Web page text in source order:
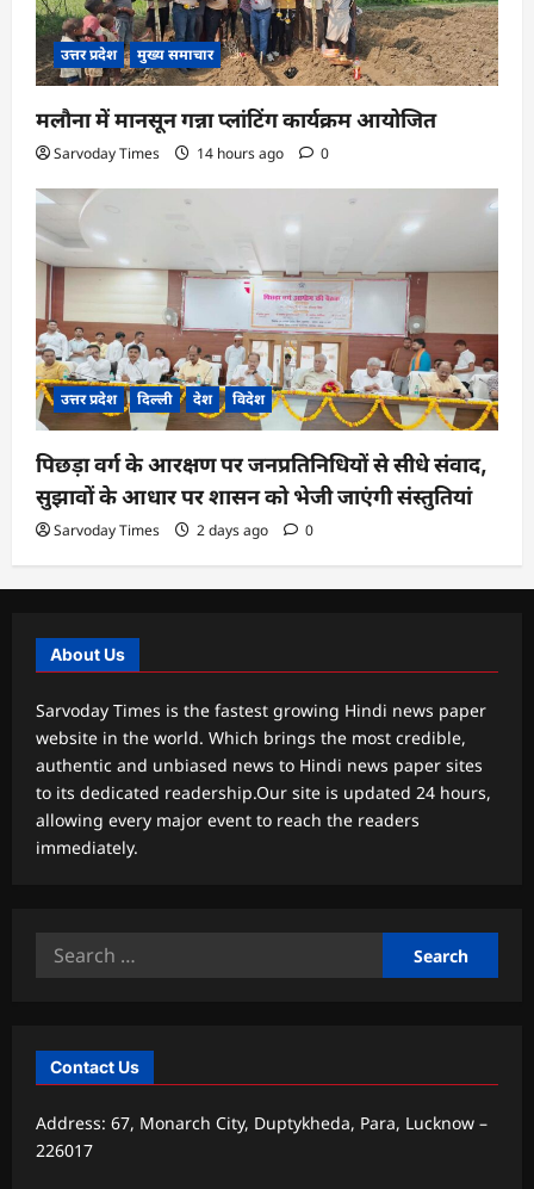
उत्तर प्रदेश मुख्य समाचार
मलौना में मानसून गन्ना प्लांटिंग कार्यक्रम आयोजित
Sarvoday Times 14 hours ago 0
उत्तर प्रदेश दिल्ली देश विदेश
पिछड़ा वर्ग के आरक्षण पर जनप्रतिनिधियों से सीधे संवाद,
सुझावों के आधार पर शासन को भेजी जाएंगी संस्तुतियां
Sarvoday Times 2 days ago 0
About Us
Sarvoday Times is the fastest growing Hindi news paper
website in the world. Which brings the most credible,
authentic and unbiased news to Hindi news paper sites
to its dedicated readership.Our site is updated 24 hours,
allowing every major event to reach the readers
immediately.
Search
Contact Us
Address: 67, Monarch City, Duptykheda, Para, Lucknow –
226017